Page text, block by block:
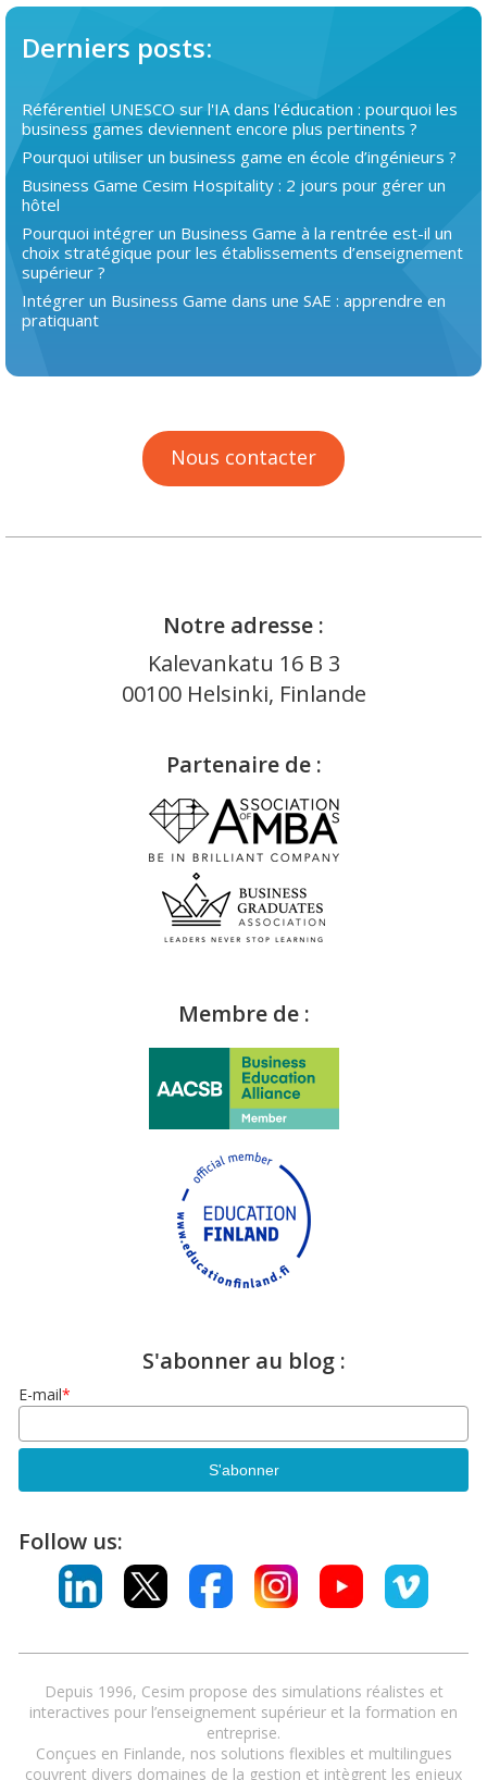
Derniers posts:
Référentiel UNESCO sur l'IA dans l'éducation : pourquoi les
business games deviennent encore plus pertinents ?
Pourquoi utiliser un business game en école d’ingénieurs ?
Business Game Cesim Hospitality : 2 jours pour gérer un
hôtel
Pourquoi intégrer un Business Game à la rentrée est-il un
choix stratégique pour les établissements d’enseignement
supérieur ?
Intégrer un Business Game dans une SAE : apprendre en
pratiquant
Nous contacter
Notre adresse :
Kalevankatu 16 B 3
00100 Helsinki, Finlande
Partenaire de :
Membre de :
S'abonner au blog :
E-mail*
Follow us:
Depuis 1996, Cesim propose des simulations réalistes et
interactives pour l’enseignement supérieur et la formation en
entreprise.
Conçues en Finlande, nos solutions flexibles et multilingues
couvrent divers domaines de la gestion et intègrent les enjeux